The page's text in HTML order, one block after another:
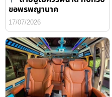
ขอพรพญานาค
17/07/2026